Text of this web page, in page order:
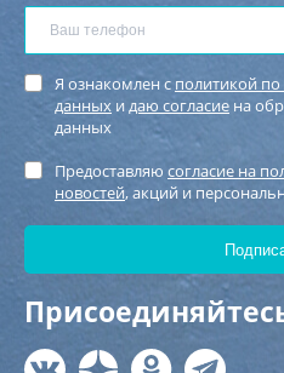
Я ознакомлен с политикой
данных и даю согласие на
данных
Предоставляю согласие на
новостей, акций и